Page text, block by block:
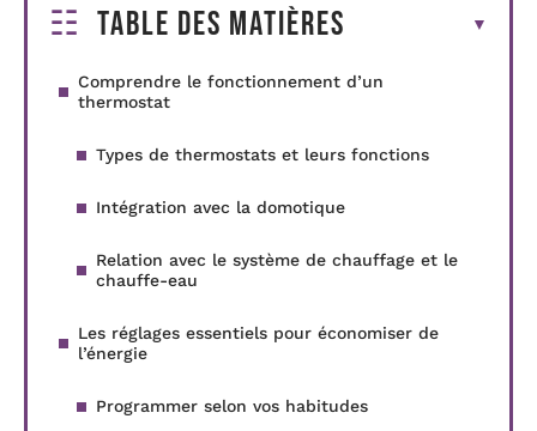
Table des matières
Comprendre le fonctionnement d’un
thermostat
Types de thermostats et leurs fonctions
Intégration avec la domotique
Relation avec le système de chauffage et le
chauffe-eau
Les réglages essentiels pour économiser de
l’énergie
Programmer selon vos habitudes